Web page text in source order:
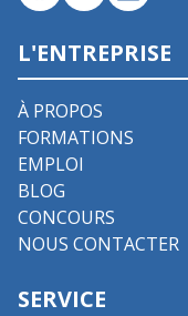
L'ENTREPRISE
À PROPOS
FORMATIONS
EMPLOI
BLOG
CONCOURS
NOUS CONTACTER
SERVICE